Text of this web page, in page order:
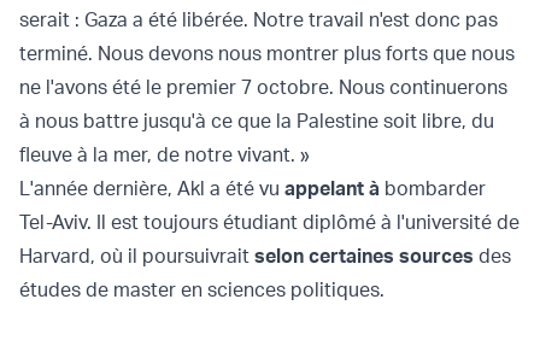
serait : Gaza a été libérée. Notre travail n'est donc pas
terminé. Nous devons nous montrer plus forts que nous
ne l'avons été le premier 7 octobre. Nous continuerons
à nous battre jusqu'à ce que la Palestine soit libre, du
fleuve à la mer, de notre vivant. »
L'année dernière, Akl a été vu appelant à bombarder
Tel-Aviv. Il est toujours étudiant diplômé à l'université de
Harvard, où il poursuivrait selon certaines sources des
études de master en sciences politiques.